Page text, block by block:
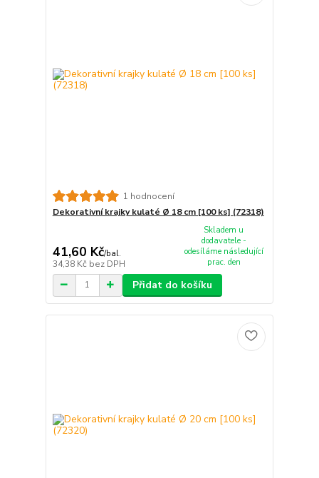
1 hodnocení
Dekorativní krajky kulaté Ø 18 cm [100 ks] (72318)
41,60 Kč/bal.
34,38 Kč bez DPH
Skladem u
dodavatele -
odesíláme následující
prac. den
Přidat do košíku